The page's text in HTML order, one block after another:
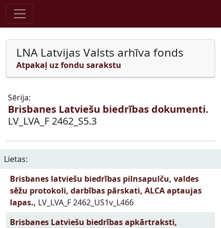
Pāriet uz saturu
LNA Latvijas Valsts arhīva fonds
Atpakaļ uz fondu sarakstu
Sērija:
Brisbanes Latviešu biedrības dokumenti.
LV_LVA_F 2462_S5.3
Lietas:
Brisbanes latviešu biedrības pilnsapulču, valdes
sēžu protokoli, darbības pārskati, ALCA aptaujas
lapas., LV_LVA_F 2462_US1v_L466
Brisbanes Latviešu biedrības apkārtraksti,